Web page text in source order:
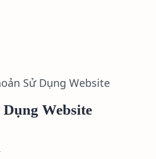
Website